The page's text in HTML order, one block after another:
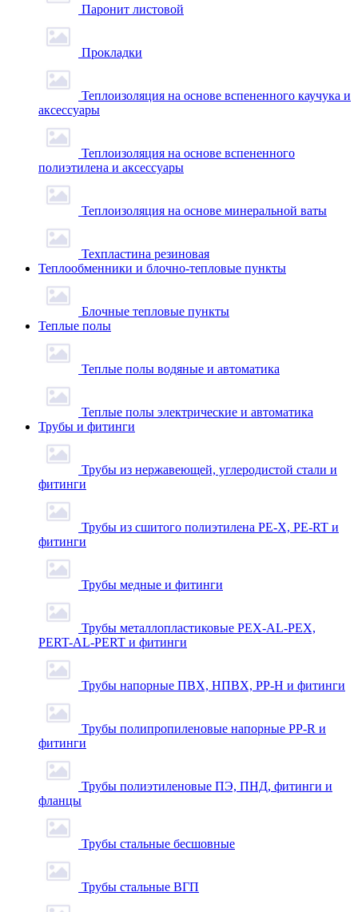
Паронит листовой
Прокладки
Теплоизоляция на основе вспененного каучука и
аксессуары
Теплоизоляция на основе вспененного
полиэтилена и аксессуары
Теплоизоляция на основе минеральной ваты
Техпластина резиновая
Теплообменники и блочно-тепловые пункты
Блочные тепловые пункты
Теплые полы
Теплые полы водяные и автоматика
Теплые полы электрические и автоматика
Трубы и фитинги
Трубы из нержавеющей, углеродистой стали и
фитинги
Трубы из сшитого полиэтилена PE-X, PE-RT и
фитинги
Трубы медные и фитинги
Трубы металлопластиковые PEX-AL-PEX,
PERT-AL-PERT и фитинги
Трубы напорные ПВХ, НПВХ, PP-H и фитинги
Трубы полипропиленовые напорные PP-R и
фитинги
Трубы полиэтиленовые ПЭ, ПНД, фитинги и
фланцы
Трубы стальные бесшовные
Трубы стальные ВГП